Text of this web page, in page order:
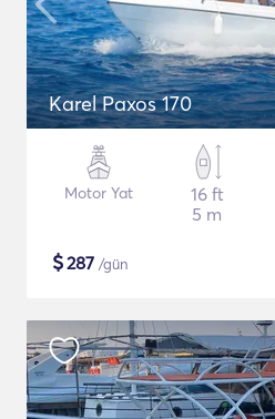
Karel Paxos 170
Motor Yat
16 ft
5 m
$287 /gün